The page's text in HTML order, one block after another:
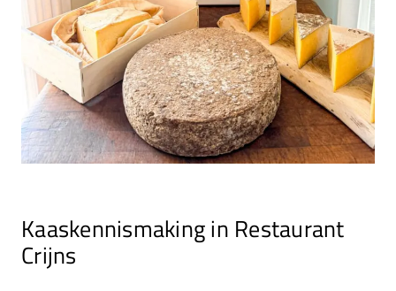
Kaaskennismaking in Restaurant
Crijns